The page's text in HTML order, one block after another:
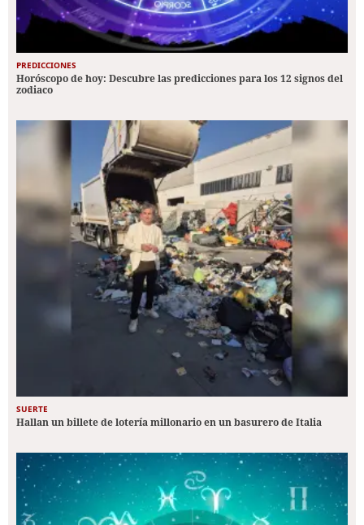
PREDICCIONES
Horóscopo de hoy: Descubre las predicciones para los 12 signos del
zodiaco
SUERTE
Hallan un billete de lotería millonario en un basurero de Italia